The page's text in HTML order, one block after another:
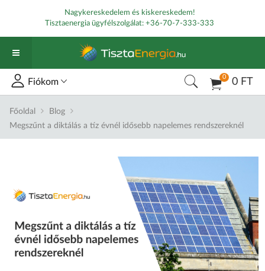
Nagykereskedelem és kiskereskedem!
Tisztaenergia ügyfélszolgálat: +36-70-7-333-333
0 0 FT
Fiókom
Főoldal
Blog
Megszűnt a diktálás a tíz évnél idősebb napelemes rendszereknél